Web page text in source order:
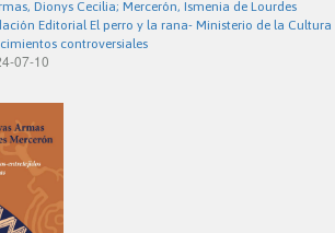
Dionys Cecilia; Mercerón, Ismenia de Lourdes
Editorial El perro y la rana- Ministerio de la Cultura
controversiales
07-10